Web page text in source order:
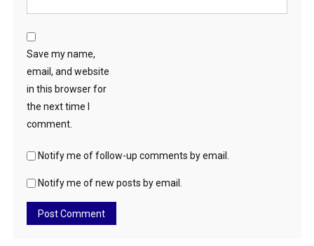
Save my name,
email, and website
in this browser for
the next time I
comment.
Notify me of follow-up comments by email.
Notify me of new posts by email.